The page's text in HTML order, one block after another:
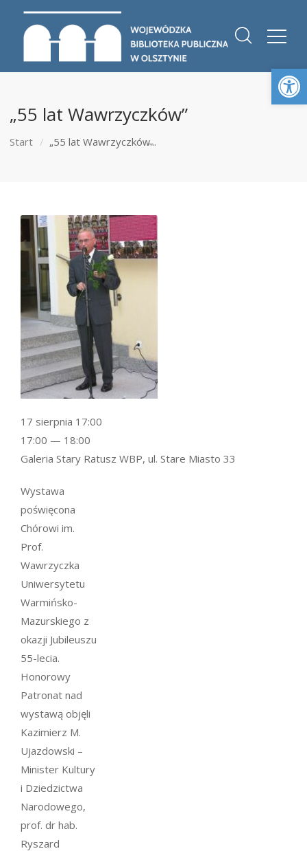
„55 lat Wawrzyczków”
Start „55 lat Wawrzyczków̶...
Wystawa
poświęcona
Chórowi im.
Prof.
Wawrzyczka
Uniwersytetu
Warmińsko-
Mazurskiego z
okazji Jubileuszu
55-lecia.
Honorowy
Patronat nad
wystawą objęli
Kazimierz M.
Ujazdowski –
Minister Kultury
i Dziedzictwa
Narodowego,
prof. dr hab.
Ryszard
17 sierpnia 17:00
17:00 — 18:00
Galeria Stary Ratusz WBP, ul. Stare Miasto 33